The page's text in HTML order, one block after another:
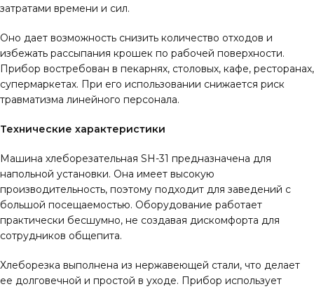
затратами времени и сил.
Оно дает возможность снизить количество отходов и
избежать рассыпания крошек по рабочей поверхности.
Прибор востребован в пекарнях, столовых, кафе, ресторанах,
супермаркетах. При его использовании снижается риск
травматизма линейного персонала.
Технические характеристики
Машина хлеборезательная SH-31 предназначена для
напольной установки. Она имеет высокую
производительность, поэтому подходит для заведений с
большой посещаемостью. Оборудование работает
практически бесшумно, не создавая дискомфорта для
сотрудников общепита.
Хлеборезка выполнена из нержавеющей стали, что делает
ее долговечной и простой в уходе. Прибор использует